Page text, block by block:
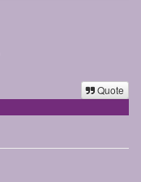
Quote